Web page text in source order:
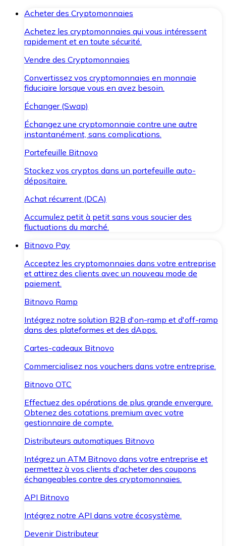
Acheter des Cryptomonnaies
Achetez les cryptomonnaies qui vous intéressent
rapidement et en toute sécurité.
Vendre des Cryptomonnaies
Convertissez vos cryptomonnaies en monnaie
fiduciaire lorsque vous en avez besoin.
Échanger (Swap)
Échangez une cryptomonnaie contre une autre
instantanément, sans complications.
Portefeuille Bitnovo
Stockez vos cryptos dans un portefeuille auto-
dépositaire.
Achat récurrent (DCA)
Accumulez petit à petit sans vous soucier des
fluctuations du marché.
Bitnovo Pay
Acceptez les cryptomonnaies dans votre entreprise
et attirez des clients avec un nouveau mode de
paiement.
Bitnovo Ramp
Intégrez notre solution B2B d'on-ramp et d'off-ramp
dans des plateformes et des dApps.
Cartes-cadeaux Bitnovo
Commercialisez nos vouchers dans votre entreprise.
Bitnovo OTC
Effectuez des opérations de plus grande envergure.
Obtenez des cotations premium avec votre
gestionnaire de compte.
Distributeurs automatiques Bitnovo
Intégrez un ATM Bitnovo dans votre entreprise et
permettez à vos clients d'acheter des coupons
échangeables contre des cryptomonnaies.
API Bitnovo
Intégrez notre API dans votre écosystème.
Devenir Distributeur